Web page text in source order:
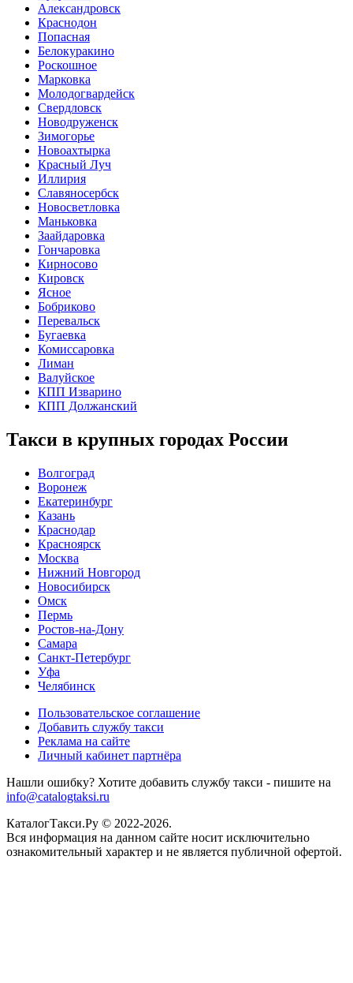
Александровск
Краснодон
Попасная
Белокуракино
Роскошное
Марковка
Молодогвардейск
Свердловск
Новодруженск
Зимогорье
Новоахтырка
Красный Луч
Иллирия
Славяносербск
Новосветловка
Маньковка
Заайдаровка
Гончаровка
Кирносово
Кировск
Ясное
Бобриково
Перевальск
Бугаевка
Комиссаровка
Лиман
Валуйское
КПП Изварино
КПП Должанский
Такси в крупных городах России
Волгоград
Воронеж
Екатеринбург
Казань
Краснодар
Красноярск
Москва
Нижний Новгород
Новосибирск
Омск
Пермь
Ростов-на-Дону
Самара
Санкт-Петербург
Уфа
Челябинск
Пользовательское соглашение
Добавить службу такси
Реклама на сайте
Личный кабинет партнёра
Нашли ошибку? Хотите добавить службу такси - пишите на
info@catalogtaksi.ru
КаталогТакси.Ру © 2022-2026.
Вся информация на данном сайте носит исключительно
ознакомительный характер и не является публичной офертой.